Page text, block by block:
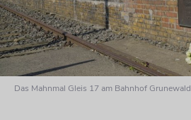
Das Mahnmal Gleis 17 am Bahnhof Grunewald